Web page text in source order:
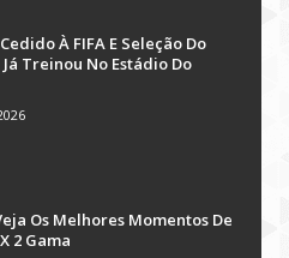
À FIFA E Seleção Do
Treinou No Estádio Do
Os Melhores Momentos De
2 Gama